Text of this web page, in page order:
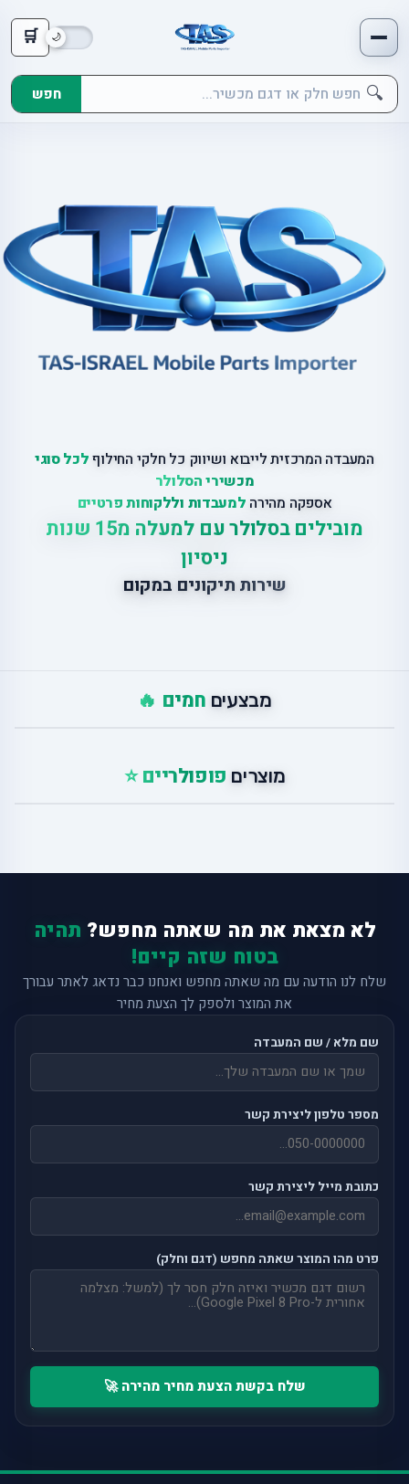
🛒
🔍 חפש
המעבדה המרכזית לייבוא ושיווק כל חלקי החילוףלכל סוגי
מכשירי הסלולר
אספקה מהירה למעבדות וללקוחות פרטיים
מובילים בסלולר עם למעלה מ15 שנות
ניסיון
שירות תיקונים במקום
מבצעים חמים 🔥
מוצרים פופולריים ⭐
לא מצאת את מה שאתה מחפש? תהיה
בטוח שזה קיים!
שלח לנו הודעה עם מה שאתה מחפש ואנחנו כבר נדאג לאתר עבורך
את המוצר ולספק לך הצעת מחיר
שם מלא / שם המעבדה
מספר טלפון ליצירת קשר
כתובת מייל ליצירת קשר
פרט מהו המוצר שאתה מחפש (דגם וחלק)
שלח בקשת הצעת מחיר מהירה 🚀